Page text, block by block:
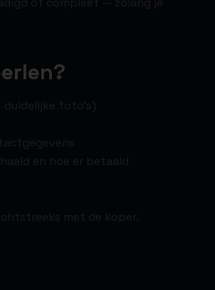
duidelijke foto's)
en hoe er betaald
met de koper.